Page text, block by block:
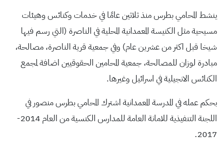
ينشط المحامي بطرس منذ ثلاثين عامًا في خدمات وكنائس وهيئات
مسيحية مثل الكنيسة المعمدانية المحلية في الناصرة (التي رسم فيها
شيخا قبل اكثر من عشرين عام) وفي جمعية قرية الناصرة، مصالحة،
مبادرة لوزان للمصالحة، جمعية المحامين الحقوقيين اضافة لمجمع
الكنائس الانجيلية في اسرائيل وغيرها.
بحكم عمله في المدرسة المعمدانية اشترك المحامي بطرس منصور في
اللجنة التنفيذية للامانة العامة للمدارس الكنسية من العام 2014-
2017.